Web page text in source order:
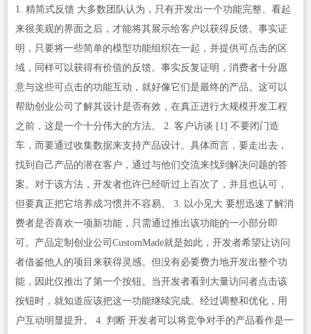
1. 精简式反馈 大多数团队认为，只有开发出一个功能完整、看起
来很美观的界面之后，才能将其展示给客户以获得反馈。事实证
明，只要将一些简单的模型功能组织在一起，并提供可点击的区
域，同样可以获得有价值的反馈。事实反复证明，消费者十分愿
意与这些可点击的功能互动，就好像它们是最终的产品。这可以
帮助创业公司了解其设计是否有效，在真正进行大规模开发工程
之前，这是一个十分伟大的方法。 2. 客户访谈 [1] 不要闭门造
车，而要通过收集数据来支持产品设计。具体而言，要走出去，
找到自己产品的潜在客户，通过与他们交流来找到解决问题的答
案。对于该方法，开发者也许已经听过上百次了，并且也认可，
但要真正把它培养成习惯并不容易。 3. 以小见大 要想迅速了解消
费者是否喜欢一项新功能，只需通过推出该功能的一小部分即
可。产品定制创业公司CustomMade就是如此，开发者希望让访问
者借鉴他人的项目来获得灵感。但没有必要费力地开发出整个功
能，因此仅推出了第一个按钮。当开发者看到大量访问者点击该
按钮时，就知道应该把这一功能继续完成。经过调整和优化，用
户互动明显提升。 4. 判断 开发者可以将竞争对手的产品看作是一